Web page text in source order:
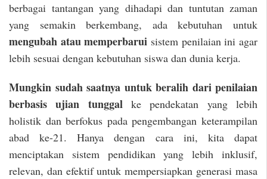
berbagai tantangan yang dihadapi dan tuntutan zaman
yang semakin berkembang, ada kebutuhan untuk
mengubah atau memperbarui sistem penilaian ini agar
lebih sesuai dengan kebutuhan siswa dan dunia kerja.
Mungkin sudah saatnya untuk beralih dari penilaian
berbasis ujian tunggalke pendekatan yang lebih
holistik dan berfokus pada pengembangan keterampilan
abad ke-21. Hanya dengan cara ini, kita dapat
menciptakan sistem pendidikan yang lebih inklusif,
relevan, dan efektif untuk mempersiapkan generasi masa